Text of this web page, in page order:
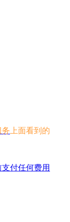
务 上面看到的
付任何费用